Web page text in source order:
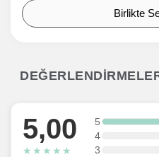
Birlikte
5,00
★ ★ ★ ★ ★
5
4
3